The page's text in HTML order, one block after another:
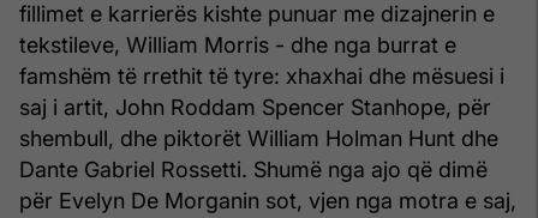
fillimet e karrierës kishte punuar me dizajnerin e
tekstileve, William Morris - dhe nga burrat e
famshëm të rrethit të tyre: xhaxhai dhe mësuesi i
saj i artit, John Roddam Spencer Stanhope, për
shembull, dhe piktorët William Holman Hunt dhe
Dante Gabriel Rossetti. Shumë nga ajo që dimë
për Evelyn De Morganin sot, vjen nga motra e saj,